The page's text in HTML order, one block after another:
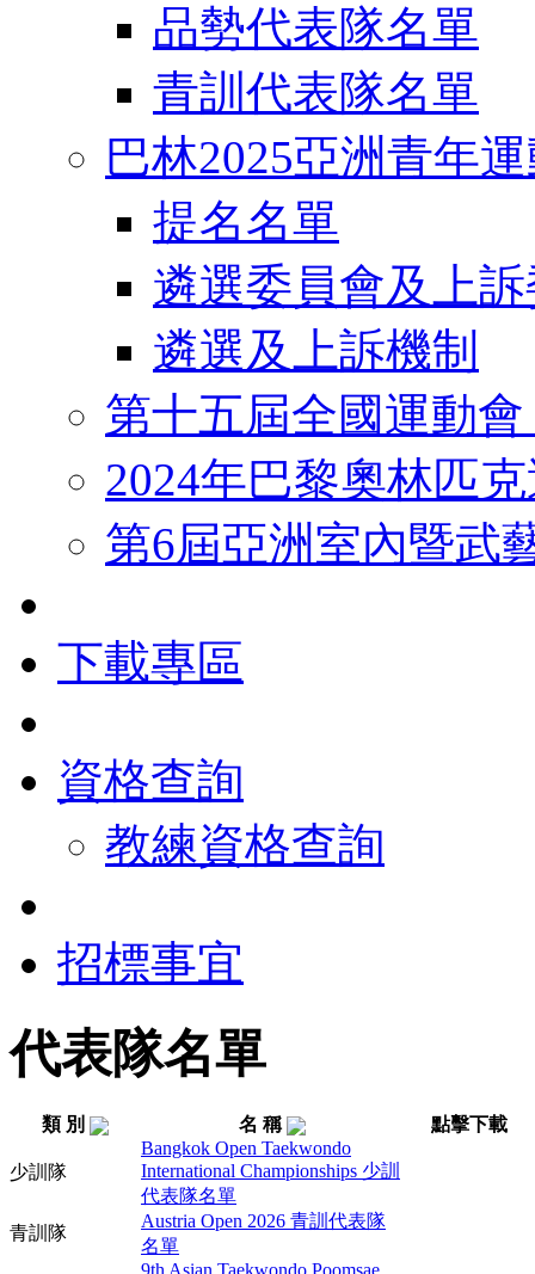
品勢代表隊名單
青訓代表隊名單
巴林2025亞洲青年
提名名單
遴選委員會及上
遴選及上訴機制
第十五屆全國運動
2024年巴黎奧林匹
第6屆亞洲室內暨武
下載專區
資格查詢
教練資格查詢
招標事宜
代表隊名單
類 別 名 稱 點擊下載
少訓隊
Bangkok Open Taekwondo
International Championships 少訓
代表隊名單
青訓隊
Austria Open 2026 青訓代表隊
名單
9th Asian Taekwondo Poomsae